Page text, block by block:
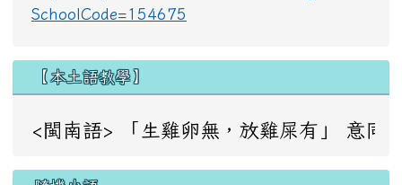
SchoolCode=154675
【本土語教學】
<閩南語> 「生雞卵無，放雞屎有」 意